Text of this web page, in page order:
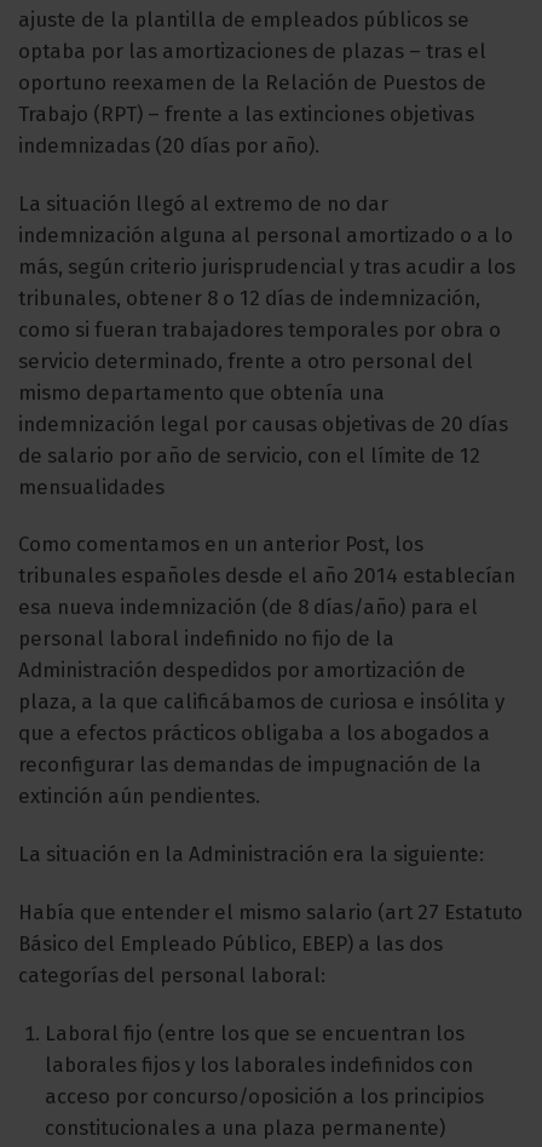
ajuste de la plantilla de empleados públicos se
optaba por las amortizaciones de plazas – tras el
oportuno reexamen de la Relación de Puestos de
Trabajo (RPT) – frente a las extinciones objetivas
indemnizadas (20 días por año).
La situación llegó al extremo de no dar
indemnización alguna al personal amortizado o a lo
más, según criterio jurisprudencial y tras acudir a los
tribunales, obtener 8 o 12 días de indemnización,
como si fueran trabajadores temporales por obra o
servicio determinado, frente a otro personal del
mismo departamento que obtenía una
indemnización legal por causas objetivas de 20 días
de salario por año de servicio, con el límite de 12
mensualidades
Como comentamos en un anterior Post, los
tribunales españoles desde el año 2014 establecían
esa nueva indemnización (de 8 días/año) para el
personal laboral indefinido no fijo de la
Administración despedidos por amortización de
plaza, a la que calificábamos de curiosa e insólita y
que a efectos prácticos obligaba a los abogados a
reconfigurar las demandas de impugnación de la
extinción aún pendientes.
La situación en la Administración era la siguiente:
Había que entender el mismo salario (art 27 Estatuto
Básico del Empleado Público, EBEP) a las dos
categorías del personal laboral:
Laboral fijo (entre los que se encuentran los
laborales fijos y los laborales indefinidos con
acceso por concurso/oposición a los principios
constitucionales a una plaza permanente)